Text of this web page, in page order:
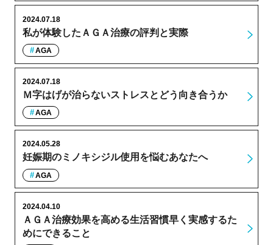
私が体験したＡＧＡ治療の評判と実際
2024.07.18
AGA
Ｍ字はげが治らないストレスとどう向き合うか
2024.07.18
AGA
妊娠期のミノキシジル使用を悩むあなたへ
2024.05.28
AGA
ＡＧＡ治療効果を高める生活習慣早く実感するた
めにできること
2024.04.10